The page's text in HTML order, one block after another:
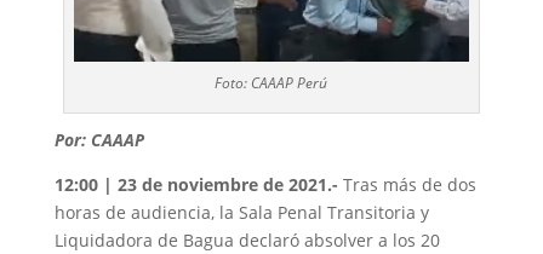
Foto: CAAAP Perú
Por: CAAAP
12:00 | 23 de noviembre de 2021.- Tras más de dos
horas de audiencia, la Sala Penal Transitoria y
Liquidadora de Bagua declaró absolver a los 20